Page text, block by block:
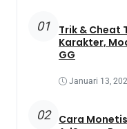
01
Trik & Cheat
Karakter,
GG
Januari 13,
02
Cara